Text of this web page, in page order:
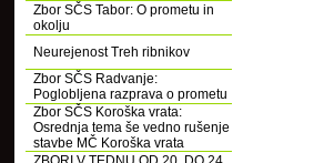
Zbor SČS Tabor: O prometu in
okolju
Neurejenost Treh ribnikov
Zbor SČS Radvanje:
Poglobljena razprava o prometu
Zbor SČS Koroška vrata:
Osrednja tema še vedno rušenje
stavbe MČ Koroška vrata